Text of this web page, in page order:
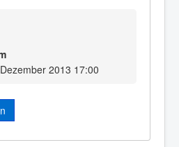
2013 17:00